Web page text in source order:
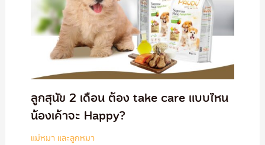
ลูกสุนัข 2 เดือน ต้อง take care แบบไหน
น้องเค้าจะ Happy?
แม่หมา และลูกหมา